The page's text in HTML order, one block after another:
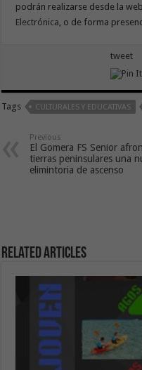
podrán realizarse desde la web
Electrónica , o de forma
tweet
Tags CULTURALES Y EDUCATIVAS
Previous
El Gomera FS Senior
tierras peninsulares una
elimintoria de ascenso
Related Articles